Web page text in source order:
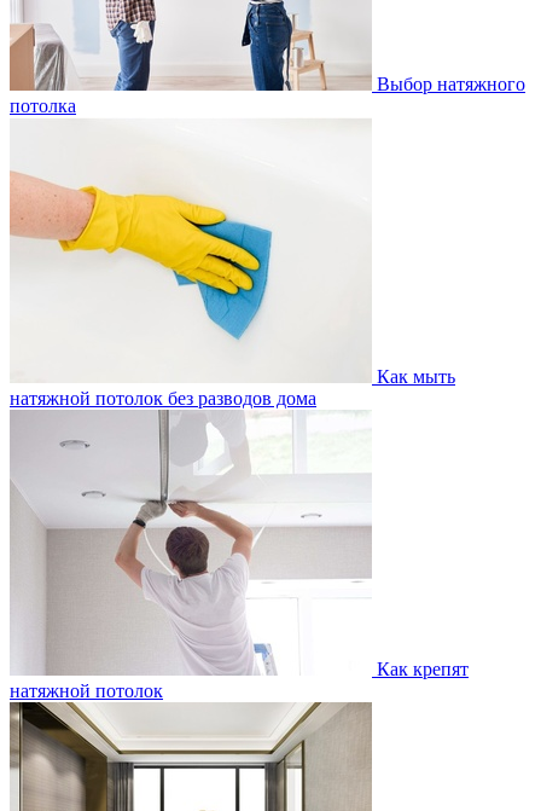
Выбор натяжного
потолка
Как мыть
натяжной потолок без разводов дома
Как крепят
натяжной потолок